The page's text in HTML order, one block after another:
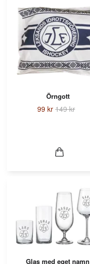
Örngott
99 kr 149 kr
Glas med eget namn